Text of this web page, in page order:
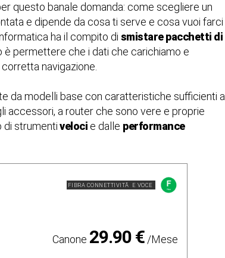
questo banale domanda: come scegliere un
e dipende da cosa ti serve e cosa vuoi farci
ha il compito di smistare pacchetti di
è permettere che i dati che carichiamo e
navigazione.
da modelli base con caratteristiche sufficienti a
accessori, a router che sono vere e proprie
di strumentiveloci e dalle performance
FIBRA CONNETTIVITÃ E VOCE
Canone 29.90 € /Mese